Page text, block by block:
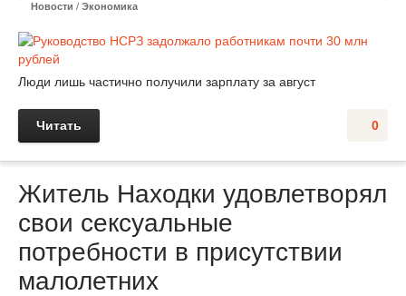
Новости / Экономика
Люди лишь частично получили зарплату за август
0
Читать
Житель Находки удовлетворял
свои сексуальные
потребности в присутствии
малолетних